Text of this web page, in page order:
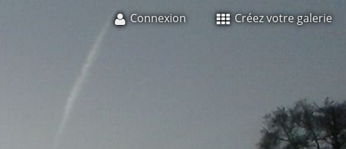
Connexion Créez votre galerie